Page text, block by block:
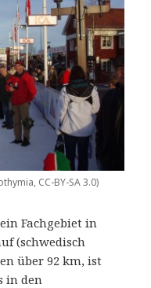
CC-BY-SA 3.0)
Fachgebiet in
(schwedisch
über 92 km, ist
in den